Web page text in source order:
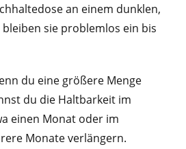
an einem dunklen,
sie problemlos ein bis
du eine größere Menge
du die Haltbarkeit im
einen Monat oder im
Monate verlängern.